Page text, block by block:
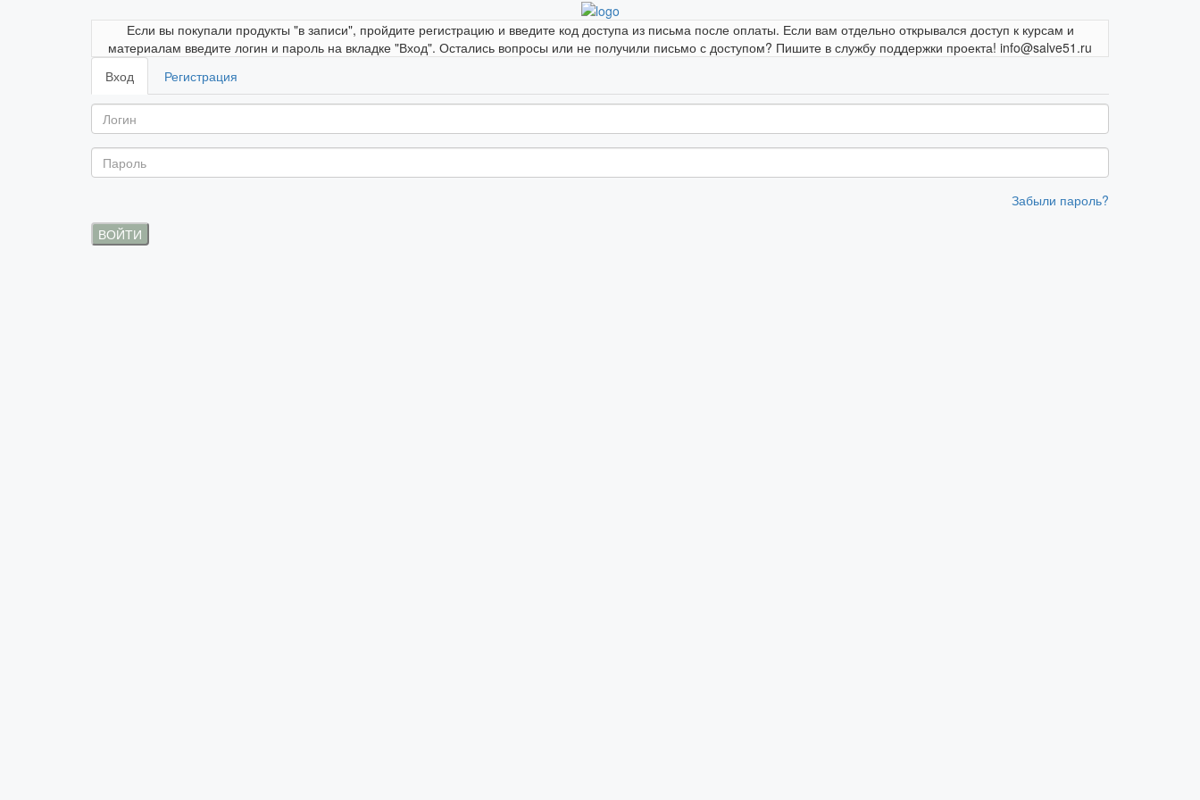
Если вы покупали продукты "в записи", пройдите регистрацию и введите код доступа из письма после оплаты. Если вам отдельно открывался доступ к курсам и
материалам введите логин и пароль на вкладке "Вход". Остались вопросы или не получили письмо с доступом? Пишите в службу поддержки проекта! info@salve51.ru
Вход
Регистрация
Забыли пароль?
ВОЙТИ